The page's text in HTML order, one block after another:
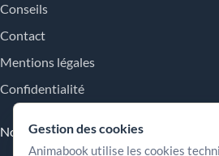
Conseils
Contact
Mentions légales
Confidentialité
Nos engagements
Gestion des cookies
Animabook utilise les cookies